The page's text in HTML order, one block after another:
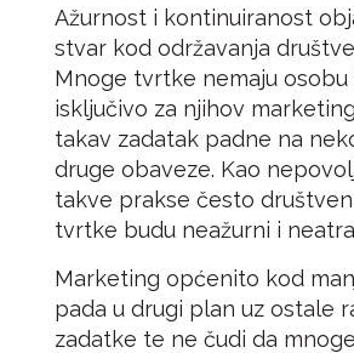
Ažurnost i kontinuiranost
stvar kod održavanja
Mnoge tvrtke nemaju osobu
isključivo za njihov
takav zadatak padne na
druge obaveze. Kao
takve prakse često
tvrtke budu neažurni i
Marketing općenito kod
pada u drugi plan uz ostale
zadatke te ne čudi da